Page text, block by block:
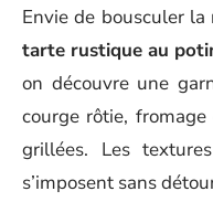
Envie de bousculer la
tarte rustique au
on découvre une
courge rôtie,
grillées. Les
s’imposent sans